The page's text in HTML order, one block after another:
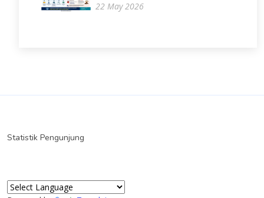
22 May 2026
Statistik Pengunjung